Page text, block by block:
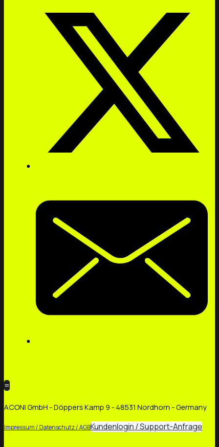
=
ACONI GmbH - Döppers Kamp 9 - 48531 Nordhorn - Germany
Impressum / Datenschutz / AGBKundenlogin / Support-Anfrage